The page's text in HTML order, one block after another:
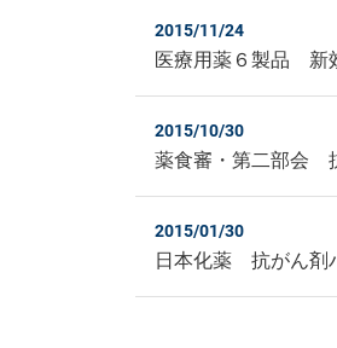
2015/11/24
医療用薬６製品 新
2015/10/30
薬食審・第二部会
2015/01/30
日本化薬 抗がん剤